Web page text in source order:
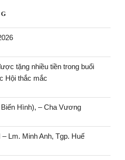
tặng nhiều tiền trong buổi
Hội thắc mắc
Hình), – Cha Vương
Lm. Minh Anh, Tgp. Huế